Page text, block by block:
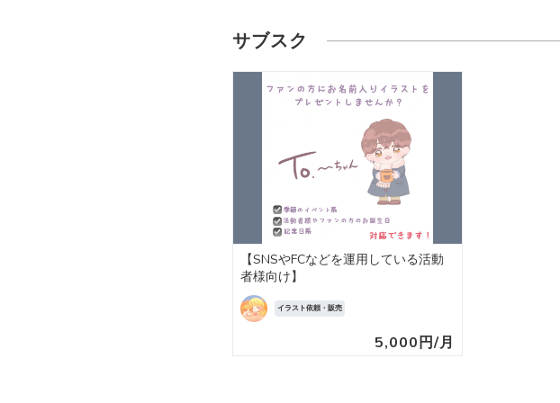
サブスク
【SNSやFCなどを運用している活動
者様向け】
イラスト依頼・販売
5,000円/月